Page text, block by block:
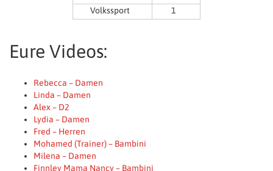
Volkssport
1
Eure Videos:
Rebecca – Damen
Linda – Damen
Alex – D2
Lydia – Damen
Fred – Herren
Mohamed (Trainer) – Bambini
Milena – Damen
Finnley Mama Nancy – Bambini